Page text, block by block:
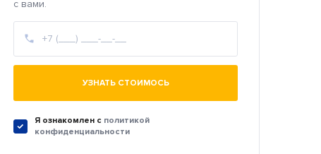
с вами.
УЗНАТЬ СТОИМОСЬ
Я ознакомлен c политикой
конфиденциальности